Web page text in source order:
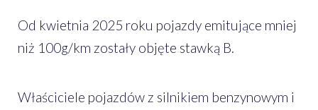
Od kwietnia 2025 roku pojazdy emitujące mniej
niż 100g/km zostały objęte stawką B.
Właściciele pojazdów z silnikiem benzynowym i